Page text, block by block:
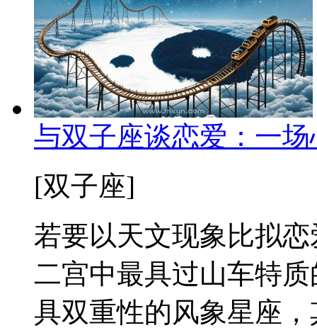
与双子座谈恋爱：一
[双子座]
若要以天文现象比拟
二宫中最具过山车特
具双重性的风象星座